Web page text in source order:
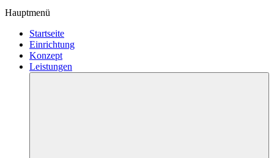
Hauptmenü
Startseite
Einrichtung
Konzept
Leistungen